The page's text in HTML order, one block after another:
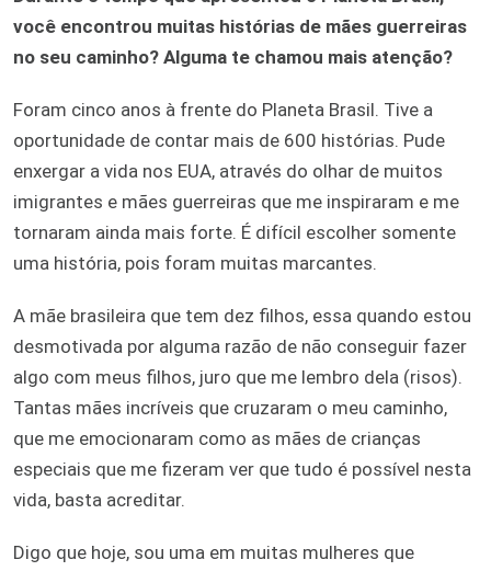
você encontrou muitas histórias de mães guerreiras
no seu caminho? Alguma te chamou mais atenção?
Foram cinco anos à frente do Planeta Brasil. Tive a
oportunidade de contar mais de 600 histórias. Pude
enxergar a vida nos EUA, através do olhar de muitos
imigrantes e mães guerreiras que me inspiraram e me
tornaram ainda mais forte. É difícil escolher somente
uma história, pois foram muitas marcantes.
A mãe brasileira que tem dez filhos, essa quando estou
desmotivada por alguma razão de não conseguir fazer
algo com meus filhos, juro que me lembro dela (risos).
Tantas mães incríveis que cruzaram o meu caminho,
que me emocionaram como as mães de crianças
especiais que me fizeram ver que tudo é possível nesta
vida, basta acreditar.
Digo que hoje, sou uma em muitas mulheres que